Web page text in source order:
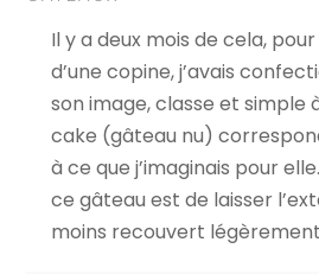
Il y a deux mois de cela,
d’une copine, j’avais
son image, classe et simple
cake (gâteau nu)
à ce que j’imaginais pour
ce gâteau est de laisser
moins recouvert